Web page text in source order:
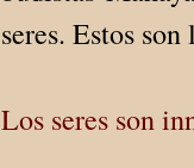
seres. Estos
Los seres son